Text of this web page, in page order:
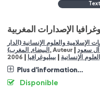
الإصدارات المغربية
والعلوم الإنسانية (الدار
البيضاء, المغرب) , Auteur
اَل سعود
الإنسانية
بيبليوغرافيا 2006
Plus d'information...
Disponible